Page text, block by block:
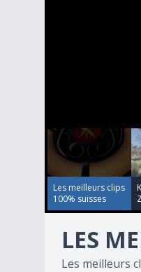
0
seconds
minutes,
29
secondsVolume
90%
Les meilleurs clips
100% suisses
LES
Les meilleurs